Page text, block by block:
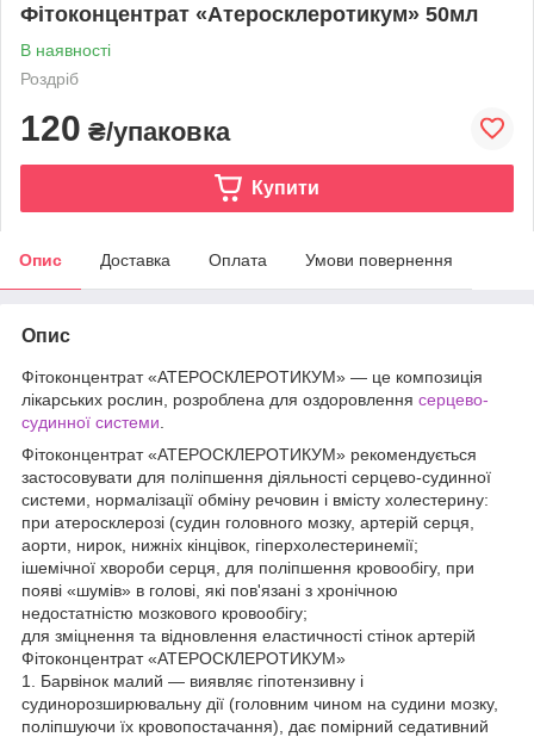
Фітоконцентрат «Атеросклеротикум» 50мл
В наявності
Роздріб
120 ₴/упаковка
Купити
Опис Доставка Оплата Умови повернення
Опис
Фітоконцентрат «АТЕРОСКЛЕРОТИКУМ» — це композиція
лікарських рослин, розроблена для оздоровлення серцево-
судинної системи
Фітоконцентрат «АТЕРОСКЛЕРОТИКУМ» рекомендується
застосовувати для поліпшення діяльності серцево-судинної
системи, нормалізації обміну речовин і вмісту холестерину:
при атеросклерозі (судин головного мозку, артерій серця,
аорти, нирок, нижніх кінцівок, гіперхолестеринемії;
ішемічної хвороби серця, для поліпшення кровообігу, при
появі «шумів» в голові, які пов'язані з хронічною
недостатністю мозкового кровообігу;
для зміцнення та відновлення еластичності стінок артерій
Фітоконцентрат «АТЕРОСКЛЕРОТИКУМ»
1. Барвінок малий — виявляє гіпотензивну і
судинорозширювальну дії (головним чином на судини мозку,
поліпшуючи їх кровопостачання), дає помірний седативний